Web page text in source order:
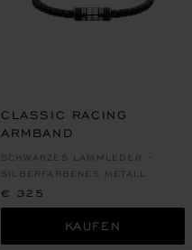
CLASSIC RACING
ARMBAND
SCHWARZES LAMMLEDER –
SILBERFARBENES METALL
€ 325
KAUFEN